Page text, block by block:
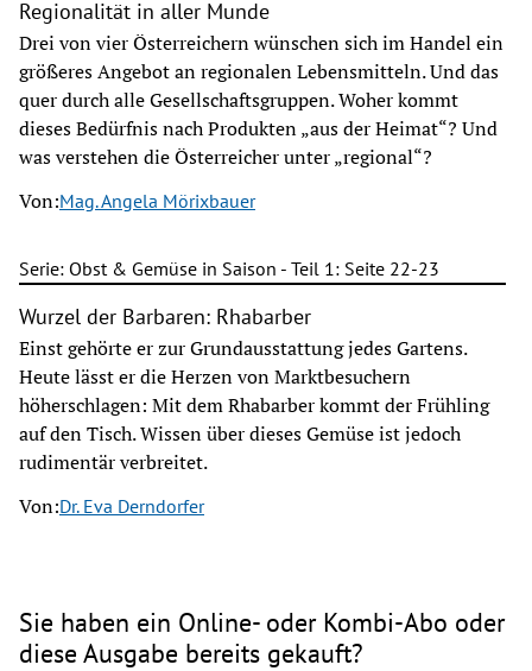
Regionalität in aller Munde
Drei von vier Österreichern wünschen sich im Handel ein
größeres Angebot an regionalen Lebensmitteln. Und das
quer durch alle Gesellschaftsgruppen. Woher kommt
dieses Bedürfnis nach Produkten „aus der Heimat“? Und
was verstehen die Österreicher unter „regional“?
Von:Mag. Angela Mörixbauer
Serie: Obst & Gemüse in Saison - Teil 1: Seite 22-23
Wurzel der Barbaren: Rhabarber
Einst gehörte er zur Grundausstattung jedes Gartens.
Heute lässt er die Herzen von Marktbesuchern
höherschlagen: Mit dem Rhabarber kommt der Frühling
auf den Tisch. Wissen über dieses Gemüse ist jedoch
rudimentär verbreitet.
Von:Dr. Eva Derndorfer
Sie haben ein Online- oder Kombi-Abo oder
diese Ausgabe bereits gekauft?